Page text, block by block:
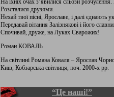
На їхніх очах з’явилися сльози
Розсталися друзями.
Нехай твої пісні, Ярославе, і далі єднають
Передавай вітання Залізнякові і його
Спочивай, друже, на Луках Сварожих!
Роман КОВАЛЬ
На світлині Романа Коваля – Ярослав
Київ, Кобзарська світлиця, поч. 2000-х рр.
“Це наші!”